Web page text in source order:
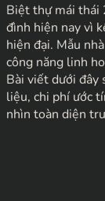
Biệt thự mái thái
đình hiện nay vì
hiện đại. Mẫu
công năng linh
Bài viết dưới đây
liệu, chi phí ước
nhìn toàn diện